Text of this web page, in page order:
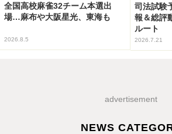
全国高校麻雀32チーム本選出
場…麻布や大阪星光、東海も
2026.8.5
司法試験
報＆総評
ルート
2026.7.21
advertisement
NEWS